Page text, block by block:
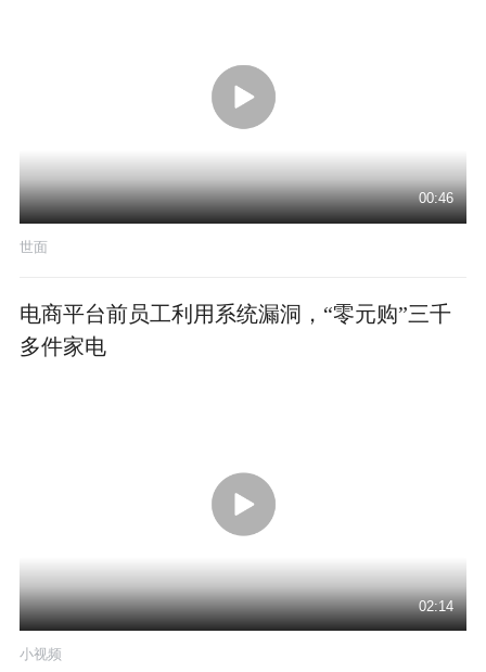
00:46
世面
电商平台前员工利用系统漏洞，“零元购”三千
多件家电
02:14
小视频